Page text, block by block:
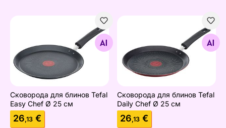
Сковорода для блинов Tefal Easy Chef Ø 25 см
Найдите похожие
Сковорода для блинов Tefal
Easy Chef Ø 25 см
26,13 €
Сковорода для блинов
Найдите похожие
Сковорода для блинов Tefal
Daily Chef Ø 25 см
26,13 €